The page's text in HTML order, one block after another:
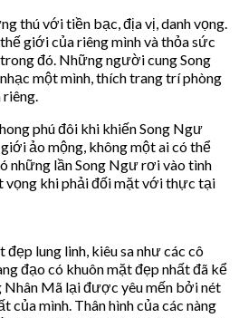
thú với tiền bạc, địa vị, danh vọng.
giới của riêng mình và thỏa sức
đó. Những người cung Song
một mình, thích trang trí phòng
riêng.
phú đôi khi khiến Song Ngư
ảo mộng, không một ai có thể
những lần Song Ngư rơi vào tình
vọng khi phải đối mặt với thực tại
đẹp lung linh, kiêu sa như các cô
đạo có khuôn mặt đẹp nhất đã kể
Nhân Mã lại được yêu mến bởi nét
của mình. Thân hình của các nàng